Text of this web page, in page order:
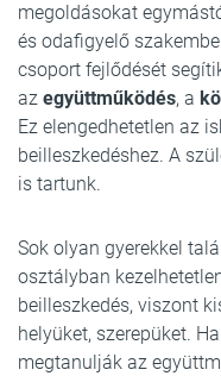
megoldásokat
és odafigyelő
csoport fejlődését
az együttműködés, a
Ez elengedhetetlen az
beilleszkedéshez. A
is tartunk.
Sok olyan gyerekkel
osztályban
beilleszkedés, viszont
helyüket, szerepüket.
megtanulják az